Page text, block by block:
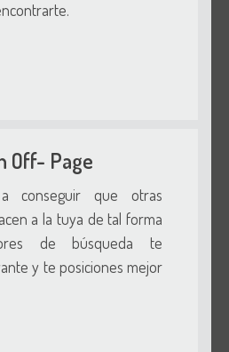
Off- Page
conseguir que otras
a la tuya de tal forma
de búsqueda te
y te posiciones mejor